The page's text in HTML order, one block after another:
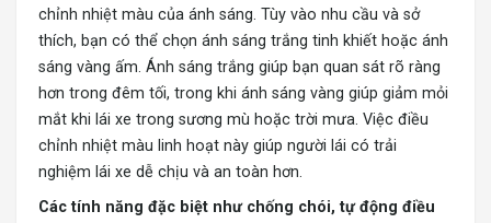
chỉnh nhiệt màu của ánh sáng. Tùy vào nhu cầu và sở
thích, bạn có thể chọn ánh sáng trắng tinh khiết hoặc ánh
sáng vàng ấm. Ánh sáng trắng giúp bạn quan sát rõ ràng
hơn trong đêm tối, trong khi ánh sáng vàng giúp giảm mỏi
mắt khi lái xe trong sương mù hoặc trời mưa. Việc điều
chỉnh nhiệt màu linh hoạt này giúp người lái có trải
nghiệm lái xe dễ chịu và an toàn hơn.
Các tính năng đặc biệt như chống chói, tự động điều